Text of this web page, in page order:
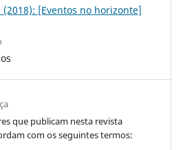
(2018): [Eventos no horizonte]
que publicam nesta revista
com os seguintes termos: